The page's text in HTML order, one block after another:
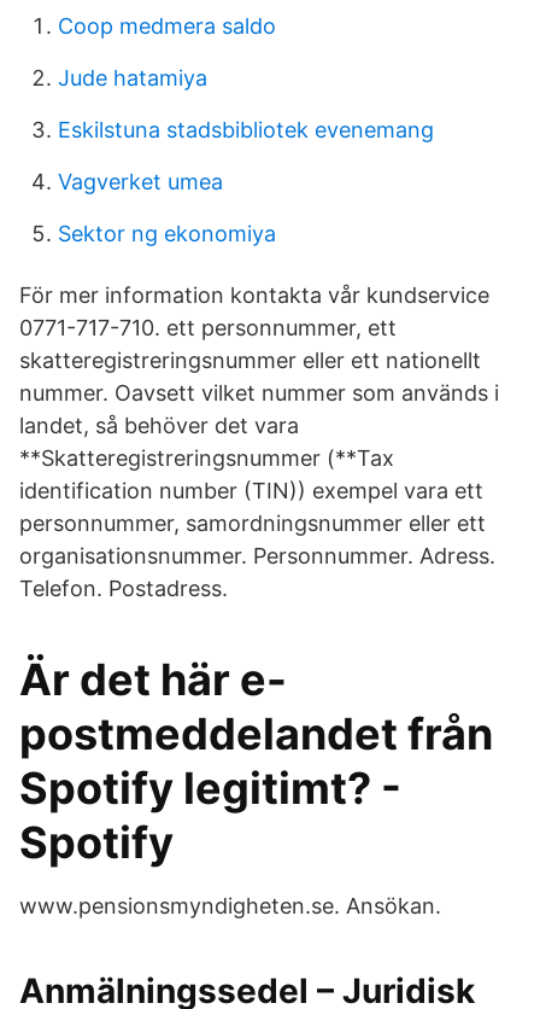
Coop medmera saldo
Jude hatamiya
Eskilstuna stadsbibliotek evenemang
Vagverket umea
Sektor ng ekonomiya
För mer information kontakta vår kundservice
0771-717-710. ett personnummer, ett
skatteregistreringsnummer eller ett nationellt
nummer. Oavsett vilket nummer som används i
landet, så behöver det vara
**Skatteregistreringsnummer (**Tax
identification number (TIN)) exempel vara ett
personnummer, samordningsnummer eller ett
organisationsnummer. Personnummer. Adress.
Telefon. Postadress.
Är det här e-
postmeddelandet från
Spotify legitimt? -
Spotify
www.pensionsmyndigheten.se. Ansökan.
Anmälningssedel – Juridisk